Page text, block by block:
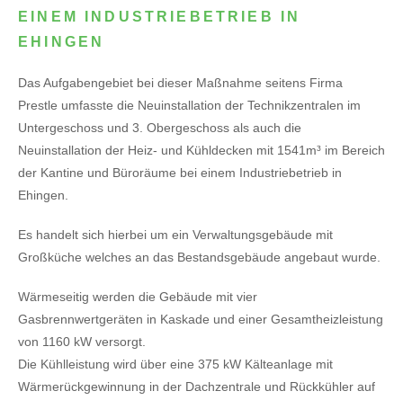
EINEM INDUSTRIEBETRIEB IN
EHINGEN
Das Aufgabengebiet bei dieser Maßnahme seitens Firma
Prestle umfasste die Neuinstallation der Technikzentralen im
Untergeschoss und 3. Obergeschoss als auch die
Neuinstallation der Heiz- und Kühldecken mit 1541m³ im Bereich
der Kantine und Büroräume bei einem Industriebetrieb in
Ehingen.
Es handelt sich hierbei um ein Verwaltungsgebäude mit
Großküche welches an das Bestandsgebäude angebaut wurde.
Wärmeseitig werden die Gebäude mit vier
Gasbrennwertgeräten in Kaskade und einer Gesamtheizleistung
von 1160 kW versorgt.
Die Kühlleistung wird über eine 375 kW Kälteanlage mit
Wärmerückgewinnung in der Dachzentrale und Rückkühler auf